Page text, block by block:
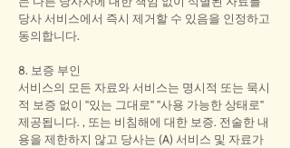
당사 서비스에서 즉시 제거할 수 있음을 인정하고
동의합니다.
8. 보증 부인
서비스의 모든 자료와 서비스는 명시적 또는 묵시
적 보증 없이 "있는 그대로" "사용 가능한 상태로"
제공됩니다. , 또는 비침해에 대한 보증. 전술한 내
용을 제한하지 않고 당사는 (A) 서비스 및 자료가